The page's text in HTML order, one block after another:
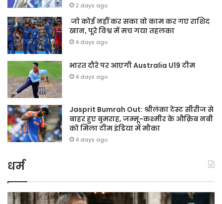
2 days ago
जो कोई नहीं कर सका वो काम कर गए राशिद
खान, पूरे विश्व में मच गया तहलका
4 days ago
भारत दौरे पर आएगी Australia U19 टीम
4 days ago
Jasprit Bumrah Out: श्रीलंका टेस्ट सीरीज से
बाहर हुए बुमराह, जम्मू-कश्मीर के औक़िब नबी
को मिला टीम इंडिया में मौका
4 days ago
धर्म